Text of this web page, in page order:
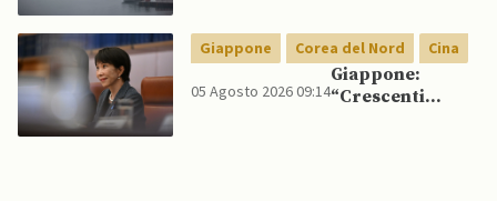
espansione
“flotta ombra”
per aggirare
sanzioni
Giappone Corea del Nord Cina
05 Agosto 2026 09:14
Giappone:
“Crescenti